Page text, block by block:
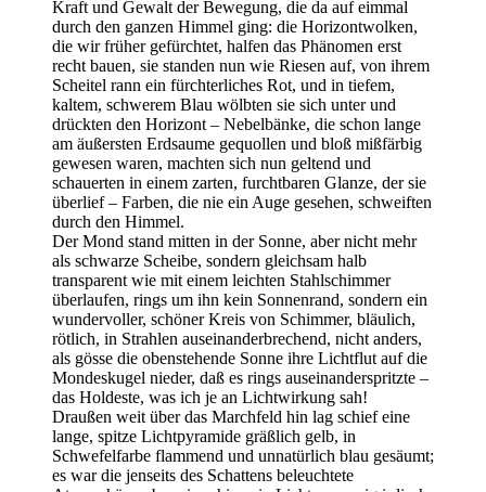
Kraft und Gewalt der Bewegung, die da auf eimmal
durch den ganzen Himmel ging: die Horizontwolken,
die wir früher gefürchtet, halfen das Phänomen erst
recht bauen, sie standen nun wie Riesen auf, von ihrem
Scheitel rann ein fürchterliches Rot, und in tiefem,
kaltem, schwerem Blau wölbten sie sich unter und
drückten den Horizont – Nebelbänke, die schon lange
am äußersten Erdsaume gequollen und bloß mißfärbig
gewesen waren, machten sich nun geltend und
schauerten in einem zarten, furchtbaren Glanze, der sie
überlief – Farben, die nie ein Auge gesehen, schweiften
durch den Himmel.
Der Mond stand mitten in der Sonne, aber nicht mehr
als schwarze Scheibe, sondern gleichsam halb
transparent wie mit einem leichten Stahlschimmer
überlaufen, rings um ihn kein Sonnenrand, sondern ein
wundervoller, schöner Kreis von Schimmer, bläulich,
rötlich, in Strahlen auseinanderbrechend, nicht anders,
als gösse die obenstehende Sonne ihre Lichtflut auf die
Mondeskugel nieder, daß es rings auseinanderspritzte –
das Holdeste, was ich je an Lichtwirkung sah!
Draußen weit über das Marchfeld hin lag schief eine
lange, spitze Lichtpyramide gräßlich gelb, in
Schwefelfarbe flammend und unnatürlich blau gesäumt;
es war die jenseits des Schattens beleuchtete